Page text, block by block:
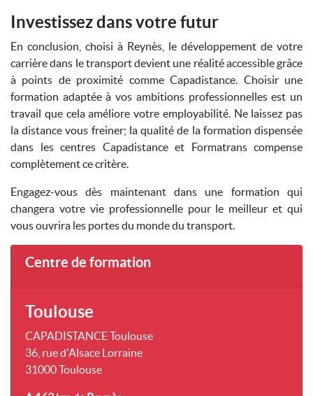
Investissez dans votre futur
En conclusion, choisi à Reynès, le développement de votre
carrière dans le transport devient une réalité accessible grâce
à points de proximité comme Capadistance. Choisir une
formation adaptée à vos ambitions professionnelles est un
travail que cela améliore votre employabilité. Ne laissez pas
la distance vous freiner; la qualité de la formation dispensée
dans les centres Capadistance et Formatrans compense
complètement ce critère.
Engagez-vous dès maintenant dans une formation qui
changera votre vie professionnelle pour le meilleur et qui
vous ouvrira les portes du monde du transport.
Centre de formation
Toulouse
CAPADISTANCE Toulouse
36, rue d'Alsace Lorraine
31000 Toulouse